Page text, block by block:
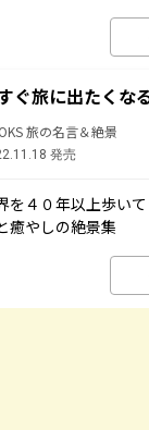
ぐ旅に出たくな
旅の名言＆絶景
発売
を４０年以上歩い
癒やしの絶景集